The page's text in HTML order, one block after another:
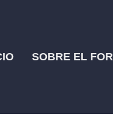
SOBRE EL